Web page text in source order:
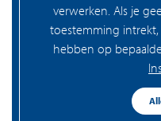
FRIS
Westzijde 83
1506 GA Zaandam
+31(0)75 - 655 50
verwerken. Als je
toestemming
hebben op